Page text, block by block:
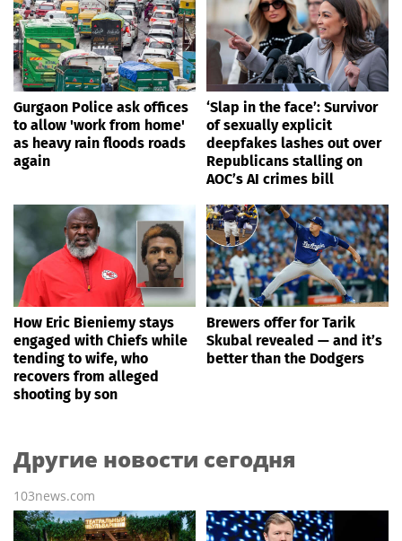
Gurgaon Police ask offices
to allow 'work from home'
as heavy rain floods roads
again
‘Slap in the face’: Survivor
of sexually explicit
deepfakes lashes out over
Republicans stalling on
AOC’s AI crimes bill
How Eric Bieniemy stays
engaged with Chiefs while
tending to wife, who
recovers from alleged
shooting by son
Brewers offer for Tarik
Skubal revealed — and it’s
better than the Dodgers
Другие новости сегодня
103news.com